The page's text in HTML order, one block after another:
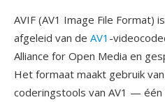
AVIF (AV1 Image File Format)
afgeleid van de AV1 -
Alliance for Open Media en
Het formaat maakt gebruik
coderingstools van AV1 —